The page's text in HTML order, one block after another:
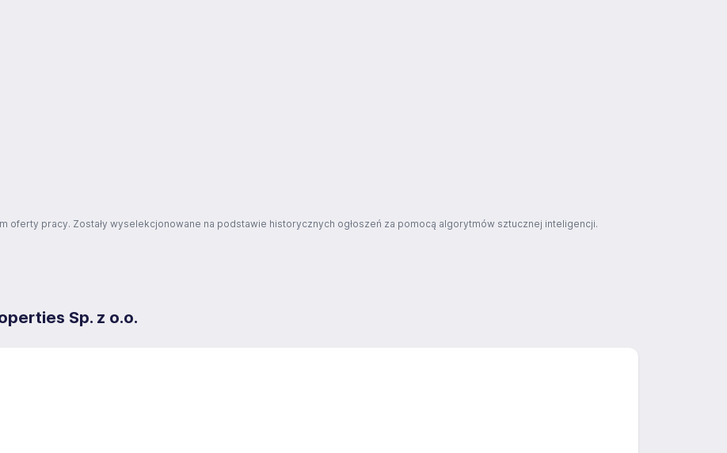
oferty pracy. Zostały wyselekcjonowane na podstawie historycznych ogłoszeń za pomocą algorytmów sztucznej inteligencji.
Sp. z o.o.